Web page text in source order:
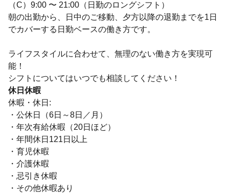
（C）9:00 〜 21:00（日勤のロングシフト）
朝の出勤から、日中のご移動、夕方以降の退勤までを1日
でカバーする日勤ベースの働き方です。
ライフスタイルに合わせて、無理のない働き方を実現可
能！
シフトについてはいつでも相談してください！
休日休暇
休暇・休日:
・公休日（6日～8日／月）
・年次有給休暇（20日ほど）
・年間休日121日以上
・育児休暇
・介護休暇
・忌引き休暇
・その他休暇あり